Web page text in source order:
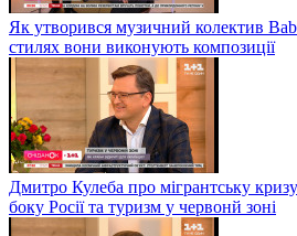
Як утворився музичний колектив
стилях вони виконують композиції
Дмитро Кулеба про мігрантську кризу
боку Росії та туризм у червонй зоні